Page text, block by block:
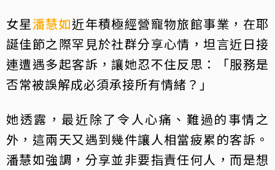
女星潘慧如近年積極經營寵物旅館事業，在耶
誕佳節之際罕見於社群分享心情，坦言近日接
連遭遇多起客訴，讓她忍不住反思：「服務是
否常被誤解成必須承接所有情緒？」
她透露，最近除了令人心痛、難過的事情之
外，這兩天又遇到幾件讓人相當疲累的客訴。
潘慧如強調，分享並非要指責任何人，而是想